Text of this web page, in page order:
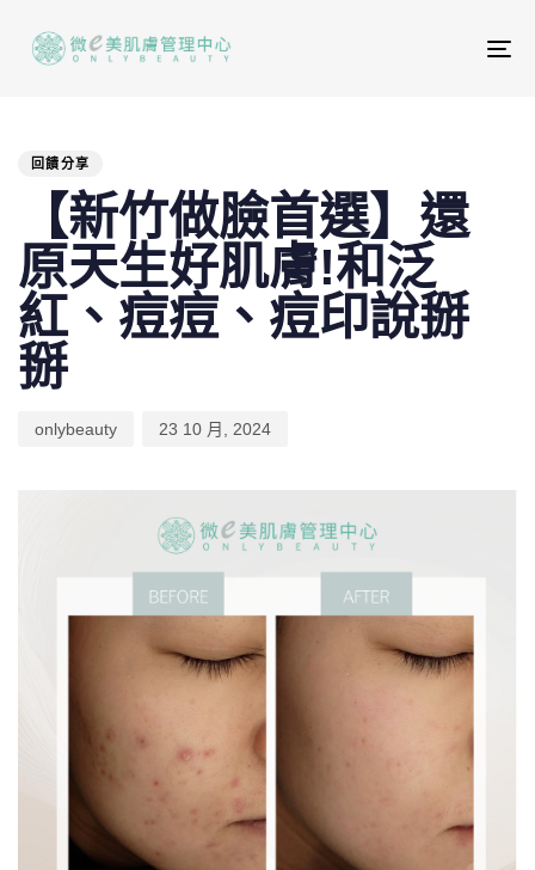
回饋分享
【新竹做臉首選】還
原天生好肌膚!和泛
紅、痘痘、痘印說掰
掰
onlybeauty 23 10 月, 2024